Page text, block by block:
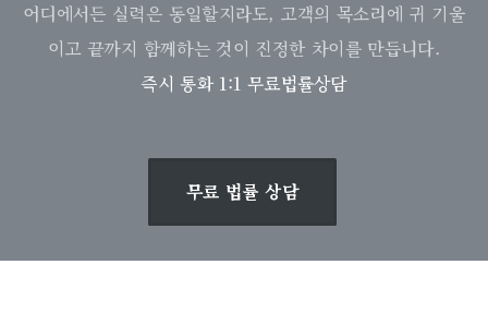
어디에서든 실력은 동일할지라도, 고객의 목소리에 귀 기울
이고 끝까지 함께하는 것이 진정한 차이를 만듭니다.
즉시 통화 1:1 무료법률상담
무료 법률 상담